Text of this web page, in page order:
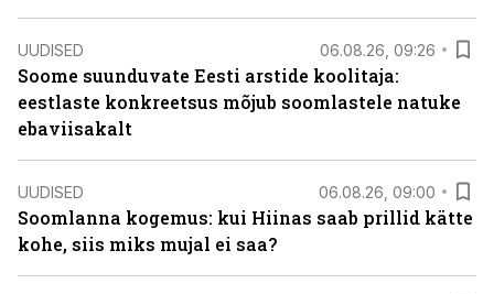
UUDISED 06.08.26, 09:26
Soome suunduvate Eesti arstide koolitaja:
eestlaste konkreetsus mõjub soomlastele natuke
ebaviisakalt
UUDISED 06.08.26, 09:00
Soomlanna kogemus: kui Hiinas saab prillid kätte
kohe, siis miks mujal ei saa?